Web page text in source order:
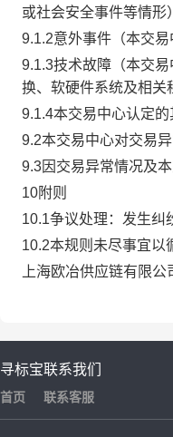
或社会安全事件等情形
9.1.2意外事件（本交
9.1.3技术故障（本交
换、软硬件系统及相关
9.1.4本交易中心认定的
9.2本交易中心对交易
9.3因交易异常情况及
10附则
10.1争议处理：发生纠
10.2本规则未尽事宜以
上海欧冶供应链有限
寻标宝
首页
联系我们
联系客服